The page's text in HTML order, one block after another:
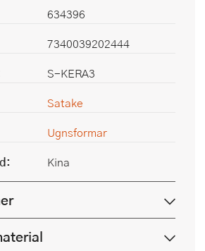
634396
7340039202444
S-KERA3
Satake
Ugnsformar
Kina